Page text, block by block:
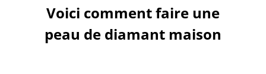
Voici comment faire une
peau de diamant maison